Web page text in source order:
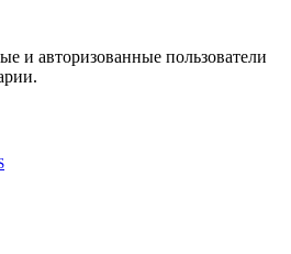
и авторизованные пользователи